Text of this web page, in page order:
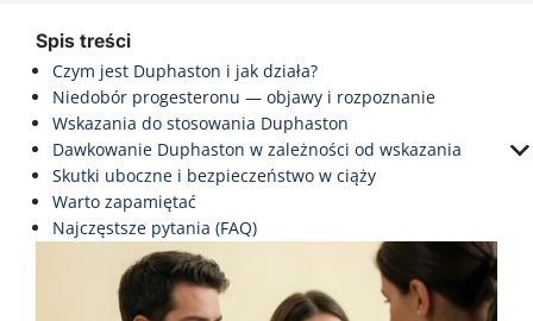
Spis treści
Czym jest Duphaston i jak działa?
Niedobór progesteronu — objawy i rozpoznanie
Wskazania do stosowania Duphaston
Dawkowanie Duphaston w zależności od wskazania
Skutki uboczne i bezpieczeństwo w ciąży
Warto zapamiętać
Najczęstsze pytania (FAQ)